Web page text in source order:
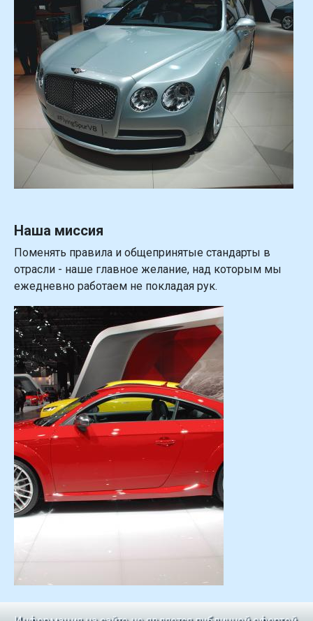
Наша миссия
Поменять правила и общепринятые стандарты в
отрасли - наше главное желание, над которым мы
ежедневно работаем не покладая рук.